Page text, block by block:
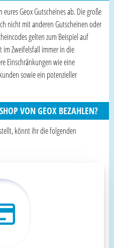
Geox Gutscheines ab. Die große
nicht mit anderen Gutscheinen oder
gelten zum Beispiel auf
im Zweifelsfall immer in die
Einschränkungen wie eine
sowie ein potenzieller
VON GEOX BEZAHLEN?
könnt ihr die folgenden